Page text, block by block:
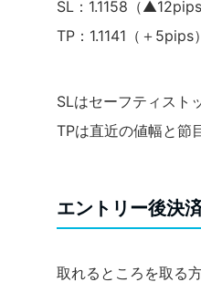
SL：1.1158（▲12pips
TP：1.1141（＋5pips）
SLはセーフティスト
TPは直近の値幅と節
エントリー後決
取れるところを取る